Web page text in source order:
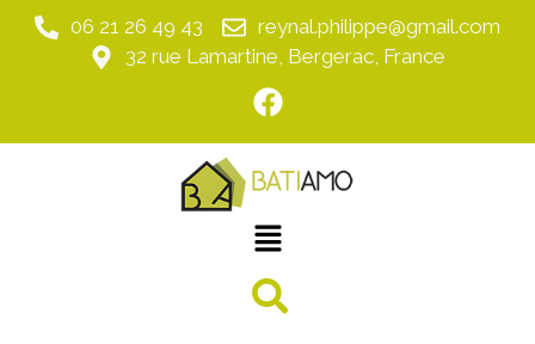
06 21 26 49 43
reynal.philippe@gmail.com
32 rue Lamartine, Bergerac, France